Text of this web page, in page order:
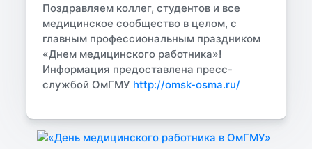
Поздравляем коллег, студентов и все
медицинское сообщество в целом, с
главным профессиональным праздником
«Днем медицинского работника»!
Информация предоставлена пресс-
службой ОмГМУ http://omsk-osma.ru/